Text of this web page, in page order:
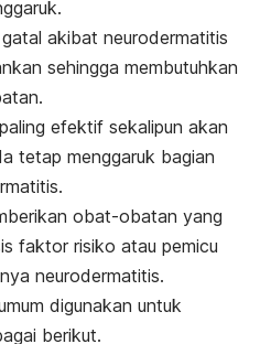
akibat neurodermatitis
sehingga membutuhkan
efektif sekalipun akan
tetap menggaruk bagian
obat-obatan yang
faktor risiko atau pemicu
neurodermatitis.
digunakan untuk
berikut.